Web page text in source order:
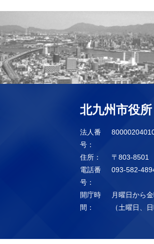
北九州市役所
法人番
号：
住所：
〒803-8501
電話番
号：
093-582-
開庁時
間：
月曜日から
（土曜日、